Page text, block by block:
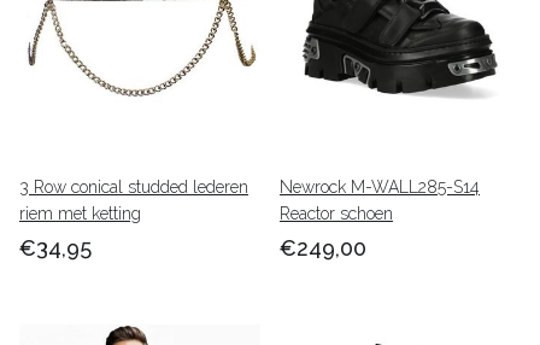
3 Row conical studded lederen
riem met ketting
€34,95
Newrock M-WALL285-S14
Reactor schoen
€249,00